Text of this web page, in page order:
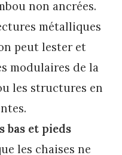
non ancrées.
métalliques
peut lester et
modulaires de la
les structures en
bas et pieds
les chaises ne